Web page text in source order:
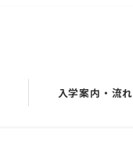
入学案内・流れ